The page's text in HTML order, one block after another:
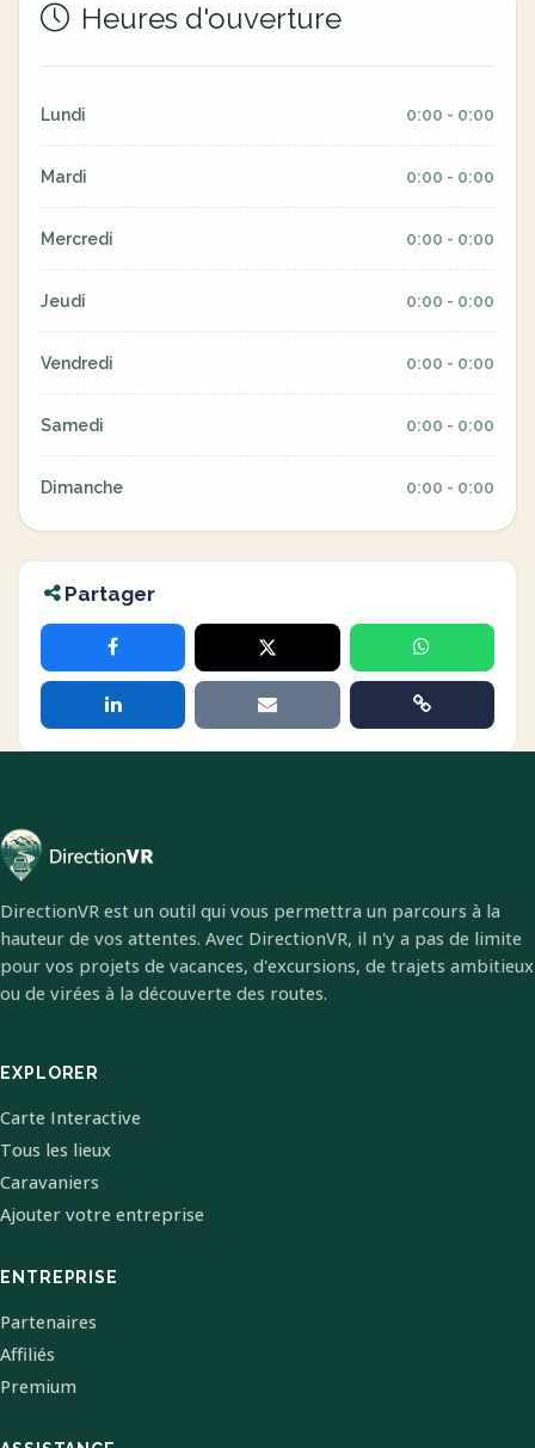
Heures d'ouverture
Lundi 0:00 - 0:00
Mardi 0:00 - 0:00
Mercredi 0:00 - 0:00
Jeudi 0:00 - 0:00
Vendredi 0:00 - 0:00
Samedi 0:00 - 0:00
Dimanche 0:00 - 0:00
Partager
DirectionVR est un outil qui vous permettra un parcours à la
hauteur de vos attentes. Avec DirectionVR, il n'y a pas de limite
pour vos projets de vacances, d'excursions, de trajets ambitieux
ou de virées à la découverte des routes.
EXPLORER
Carte Interactive
Tous les lieux
Caravaniers
Ajouter votre entreprise
ENTREPRISE
Partenaires
Affiliés
Premium